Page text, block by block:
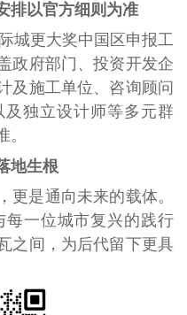
排以官方细则为准
城更大奖中国区申报工
政府部门、投资开发企
及施工单位、咨询顾问
独立设计师等多元群
地生根
更是通向未来的载体。
每一位城市复兴的践行
之间，为后代留下更具